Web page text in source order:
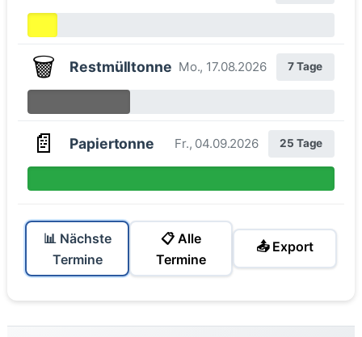
🗑️ Restmülltonne Mo., 17.08.2026 7 Tage
📄 Papiertonne Fr., 04.09.2026 25 Tage
📊 Nächste
Termine
📋 Alle
Termine
📤 Export